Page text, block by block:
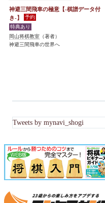
神避三間飛車の極意【-棋譜データ付
き-】
岡山将棋教室 （著者）
神避三間飛車の世界へ
Tweets by mynavi_shogi